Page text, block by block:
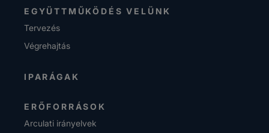
EGYÜTTMŰKÖDÉS VELÜNK
Tervezés
Végrehajtás
IPARÁGAK
ERŐFORRÁSOK
Arculati irányelvek